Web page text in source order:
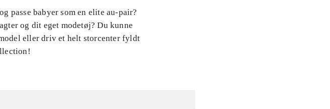
passe babyer som en elite au-pair?
og dit eget modetøj? Du kunne
eller driv et helt storcenter fyldt